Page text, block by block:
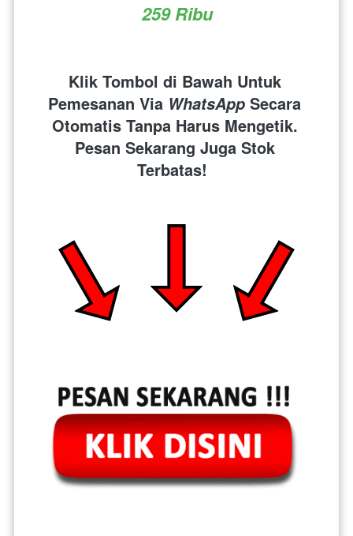
259 Ribu
Klik Tombol di Bawah Untuk
Pemesanan Via WhatsApp Secara
Otomatis Tanpa Harus Mengetik.
Pesan Sekarang Juga Stok
Terbatas!